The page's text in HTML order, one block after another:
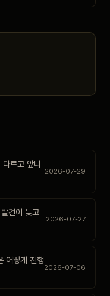
르고 앞니
2026-07-29
견이 늦고
2026-07-27
어떻게 진행
2026-07-06